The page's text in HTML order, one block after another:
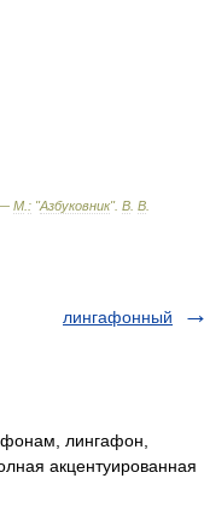
— М : "Азбуковник". В В
лингафонный
лингафон,
акцентуированная